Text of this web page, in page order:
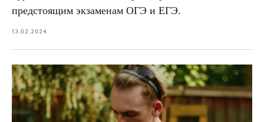
предстоящим экзаменам ОГЭ и ЕГЭ.
13.02.2024